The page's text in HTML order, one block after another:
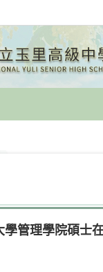
管理學院碩士